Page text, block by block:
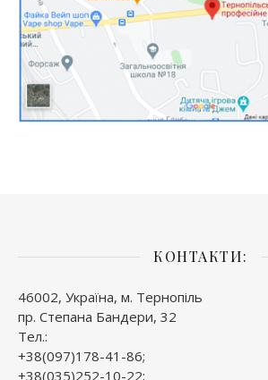
КОНТАКТИ:
46002, Україна, м. Тернопіль
пр. Степана Бандери, 32
Тел.:
+38(097)178-41-86;
+38(035)252-10-22;